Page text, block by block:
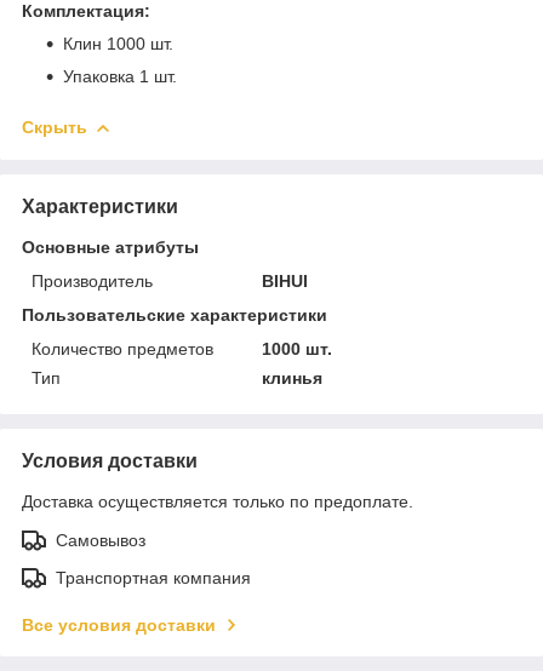
Комплектация:
Клин 1000 шт.
Упаковка 1 шт.
Скрыть
Характеристики
Основные атрибуты
Производитель
BIHUI
Пользовательские характеристики
Количество предметов
1000 шт.
Тип
клинья
Условия доставки
Доставка осуществляется только по предоплате.
Самовывоз
Транспортная компания
Все условия доставки